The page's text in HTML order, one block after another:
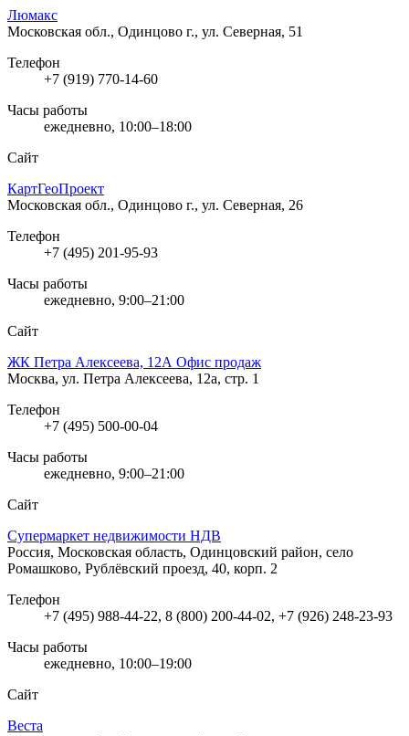
Люмакс
Московская обл., Одинцово г., ул. Северная, 51
Телефон
+7 (919) 770-14-60
Часы работы
ежедневно, 10:00–18:00
Сайт
КартГеоПроект
Московская обл., Одинцово г., ул. Северная, 26
Телефон
+7 (495) 201-95-93
Часы работы
ежедневно, 9:00–21:00
Сайт
ЖК Петра Алексеева, 12А Офис продаж
Москва, ул. Петра Алексеева, 12а, стр. 1
Телефон
+7 (495) 500-00-04
Часы работы
ежедневно, 9:00–21:00
Сайт
Супермаркет недвижимости НДВ
Россия, Московская область, Одинцовский район, село
Ромашково, Рублёвский проезд, 40, корп. 2
Телефон
+7 (495) 988-44-22, 8 (800) 200-44-02, +7 (926) 248-23-93
Часы работы
ежедневно, 10:00–19:00
Сайт
Веста